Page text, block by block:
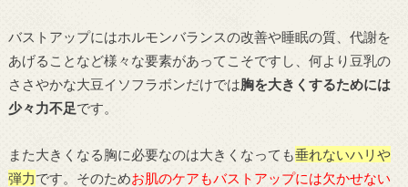
バストアップにはホルモンバランスの改善や睡眠の質、代謝を
あげることなど様々な要素があってこそですし、何より豆乳の
ささやかな大豆イソフラボンだけでは胸を大きくするためには
少々力不足です。
また大きくなる胸に必要なのは大きくなっても垂れないハリや
弾力です。そのためお肌のケアもバストアップには欠かせない